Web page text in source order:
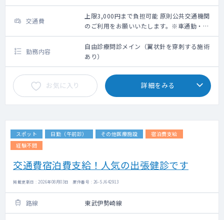
交通費
上限3,000円まで負担可能 原則公共交通機関
のご利用をお願いいたします。※車通勤・タ
クシー利用要相談
勤務内容
自由診療問診メイン（翼状針を穿刺する施術
あり）
お気に入り 詳細をみる
スポット 日勤（午前診） その他医療施設
宿泊費支給
経験不問
交通費宿泊費支給！人気の出張健診です
掲載更新日 : 2026年08月03日 案件番号 : 26-SJ642913
路線 東武伊勢崎線